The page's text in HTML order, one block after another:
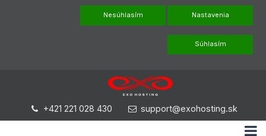
Nesúhlasím Nastavenia
Súhlasím
+421 221 028 430 support@exohosting.sk